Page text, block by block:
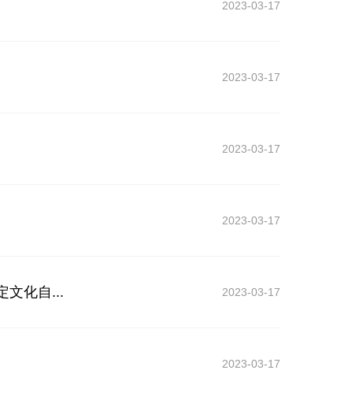
2023-03-17
2023-03-17
2023-03-17
2023-03-17
文化自... 2023-03-17
2023-03-17